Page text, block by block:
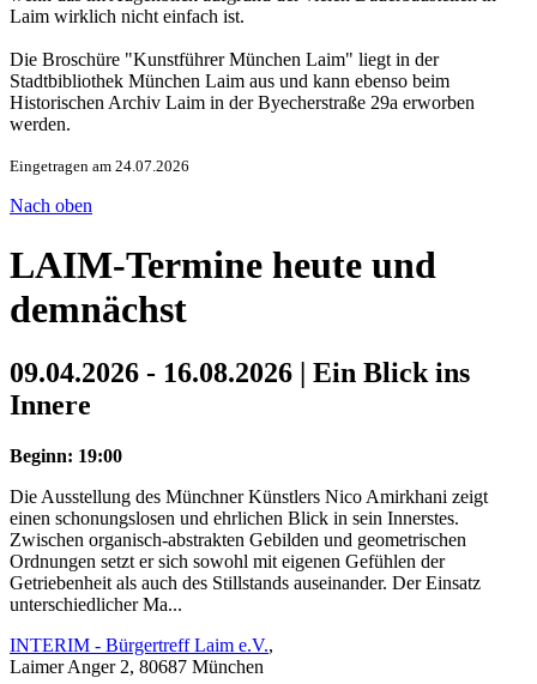
Laim wirklich nicht einfach ist.
Die Broschüre "Kunstführer München Laim" liegt in der
Stadtbibliothek München Laim aus und kann ebenso beim
Historischen Archiv Laim in der Byecherstraße 29a erworben
werden.
Eingetragen am 24.07.2026
Nach oben
LAIM-Termine heute und
demnächst
09.04.2026 - 16.08.2026 | Ein Blick ins
Innere
Beginn: 19:00
Die Ausstellung des Münchner Künstlers Nico Amirkhani zeigt
einen schonungslosen und ehrlichen Blick in sein Innerstes.
Zwischen organisch-abstrakten Gebilden und geometrischen
Ordnungen setzt er sich sowohl mit eigenen Gefühlen der
Getriebenheit als auch des Stillstands auseinander. Der Einsatz
unterschiedlicher Ma...
INTERIM - Bürgertreff Laim e.V.,
Laimer Anger 2, 80687 München